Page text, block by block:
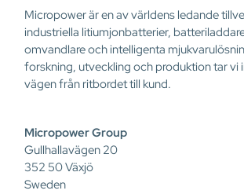
Micropower är en av världens ledande
industriella litiumjonbatterier,
omvandlare och intelligenta
forskning, utveckling och produktion tar vi
vägen från ritbordet till kund.
Micropower Group
Gullhallavägen 20
352 50 Växjö
Sweden